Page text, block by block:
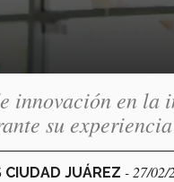
innovación en
su
CIUDAD JUÁREZ - 27/02/